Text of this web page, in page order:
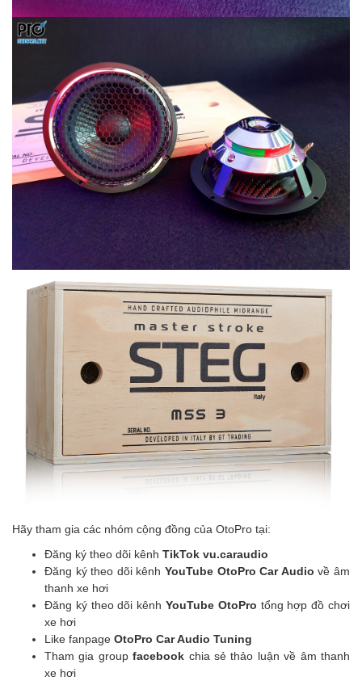
Hãy tham gia các nhóm cộng đồng của OtoPro tại:
Đăng ký theo dõi kênh TikTok vu.caraudio
Đăng ký theo dõi kênh YouTube OtoPro Car Audio về âm
thanh xe hơi
Đăng ký theo dõi kênh YouTube OtoPro tổng hợp đồ chơi
xe hơi
Like fanpage OtoPro Car Audio Tuning
Tham gia groupfacebook chia sẻ thảo luận về âm thanh
xe hơi